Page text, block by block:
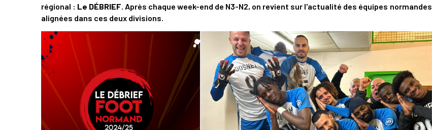
régional : Le DÉBRIEF. Après chaque week-end de N3-N2, on revient sur l'actualité des équipes normandes
alignées dans ces deux divisions.